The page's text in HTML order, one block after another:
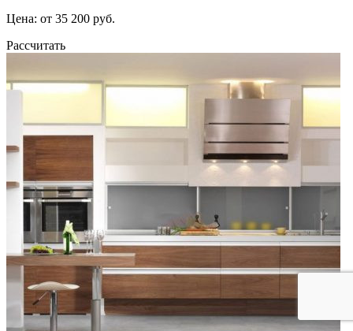
Цена: от 35 200 руб.
Рассчитать